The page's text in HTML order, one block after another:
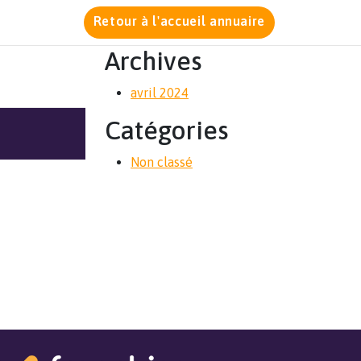
Retour à l'accueil annuaire
Archives
avril 2024
Catégories
Non classé